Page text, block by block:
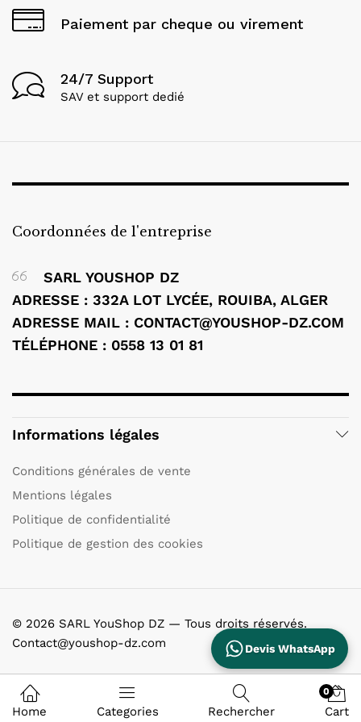
Paiement par cheque ou virement
24/7 Support
SAV et support dedié
Coordonnées de l'entreprise
SARL YOUSHOP DZ
ADRESSE : 332A LOT LYCÉE, ROUIBA, ALGER
ADRESSE MAIL : CONTACT@YOUSHOP-DZ.COM
TÉLÉPHONE : 0558 13 01 81
Informations légales
Conditions générales de vente
Mentions légales
Politique de confidentialité
Politique de gestion des cookies
© 2026 SARL YouShop DZ — Tous droits réservés.
Contact@youshop-dz.com
Home Categories Rechercher
0
Cart
Devis WhatsApp